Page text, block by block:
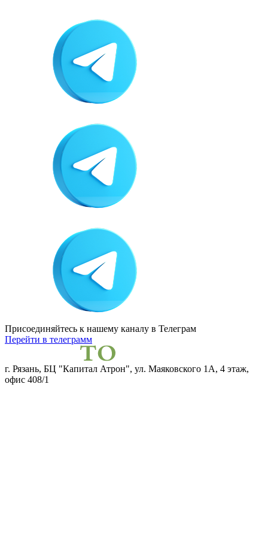
Присоединяйтесь к нашему каналу в Телеграм
Перейти в телеграмм
г. Рязань, БЦ "Капитал Атрон", ул. Маяковского 1А, 4 этаж,
офис 408/1